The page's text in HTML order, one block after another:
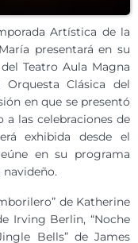
Artística de la
presentará en su
Teatro Aula Magna
Clásica del
en que se presentó
las celebraciones de
exhibida desde el
en su programa
de Katherine
Irving Berlin, “Noche
Bells” de James